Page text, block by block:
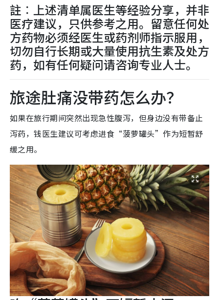
註︰上述清单属医生等经验分享，并非
医疗建议，只供参考之用。留意任何处
方药物必须经医生或药剂师指示服用，
切勿自行长期或大量使用抗生素及处方
药，如有任何疑问请咨询专业人士。
旅途肚痛没带药怎么办？
如果在旅行期间突然出现急性腹泻，但身边没有带备止
泻药，钱医生建议可考虑进食“菠萝罐头”作为短暂舒
缓之用。​